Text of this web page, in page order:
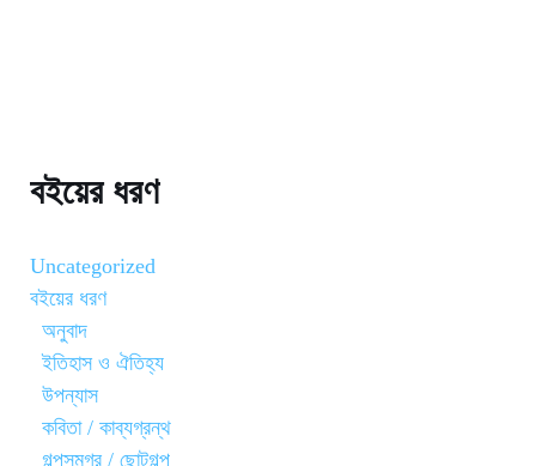
বইয়ের ধরণ
Uncategorized
বইয়ের ধরণ
অনুবাদ
ইতিহাস ও ঐতিহ্য
উপন্যাস
কবিতা / কাব্যগ্রন্থ
গল্পসমগ্র / ছোটগল্প